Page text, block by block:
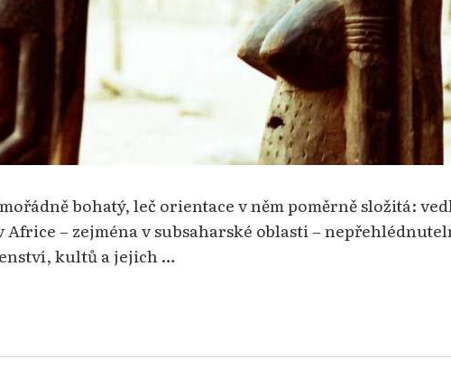
bohatý, leč orientace v něm poměrně složitá:
Africe – zejména v subsaharské oblasti –
kultů a jejich …